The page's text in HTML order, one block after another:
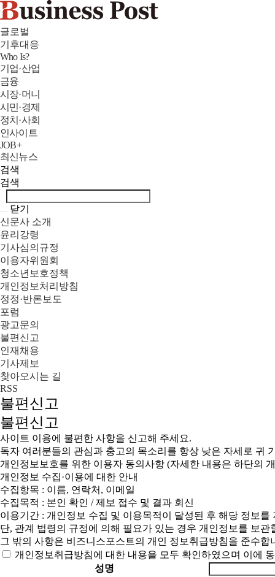
글로벌
기후대응
Who Is?
기업·산업
금융
시장·머니
시민·경제
정치·사회
인사이트
JOB+
최신뉴스
검색
검색
닫기
신문사 소개
윤리강령
기사심의규정
이용자위원회
청소년보호정책
개인정보처리방침
정정·반론보도
포럼
광고문의
불편신고
인재채용
기사제보
찾아오시는 길
RSS
불편신고
불편신고
사이트 이용에 불편한 사항을 신고해 주세요.
독자 여러분들의 관심과 충고의 목소리를 항상 낮은 자세로 귀
개인정보보호를 위한 이용자 동의사항 (자세한 내용은 하단의
개인정보 수집·이용에 대한 안내
수집항목 : 이름, 연락처, 이메일
수집목적 : 본인 확인 / 제보 접수 및 결과 회신
이용기간 : 개인정보 수집 및 이용목적이 달성된 후 해당 정보를
단, 관계 법령의 규정에 의해 필요가 있는 경우 개인정보를 보관
그 밖의 사항은 비즈니스포스트의 개인 정보취급방침을 준수합
개인정보취급방침에 대한 내용을 모두 확인하였으며 이에
성명